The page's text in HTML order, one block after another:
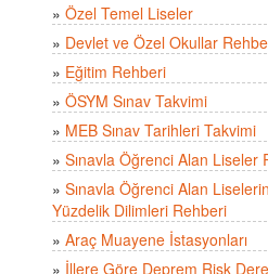
» Özel Temel Liseler
» Devlet ve Özel Okullar
» Eğitim Rehberi
» ÖSYM Sınav Takvimi
» MEB Sınav Tarihleri Takvimi
» Sınavla Öğrenci Alan Liseler
» Sınavla Öğrenci Alan
Yüzdelik Dilimleri Rehberi
» Araç Muayene İstasyonları
» İllere Göre Deprem Risk